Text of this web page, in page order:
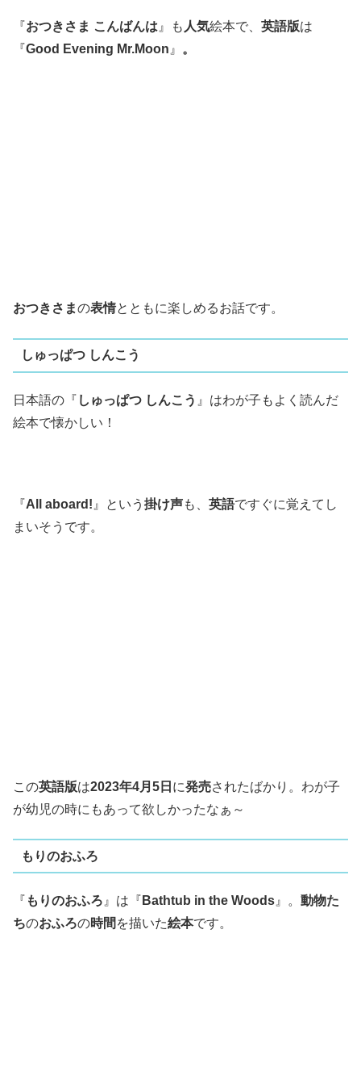
『おつきさま こんばんは 』も 人気絵本で、 英語版は
『Good Evening Mr.Moon 』 。
おつきさまの表情とともに楽しめるお話です。
しゅっぱつ しんこう
日本語の『 しゅっぱつ しんこう 』はわが子もよく読んだ
絵本で懐かしい！
『All aboard! 』という 掛け声も、 英語ですぐに覚えてし
まいそうです。
この英語版は2023年4月5日 に発売されたばかり。わが子
が幼児の時にもあって欲しかったなぁ～
もりのおふろ
『 もりのおふろ 』は『 Bathtub in the Woods 』。 動物た
ちのおふろの時間 を描いた絵本です。